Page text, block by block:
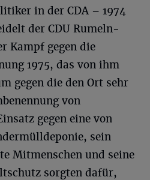
in der CDA – 1974
der CDU Rumeln-
Kampf gegen die
1975, das von ihm
gegen die den Ort sehr
von
gegen eine von
sein
Mitmenschen und seine
sorgten dafür,